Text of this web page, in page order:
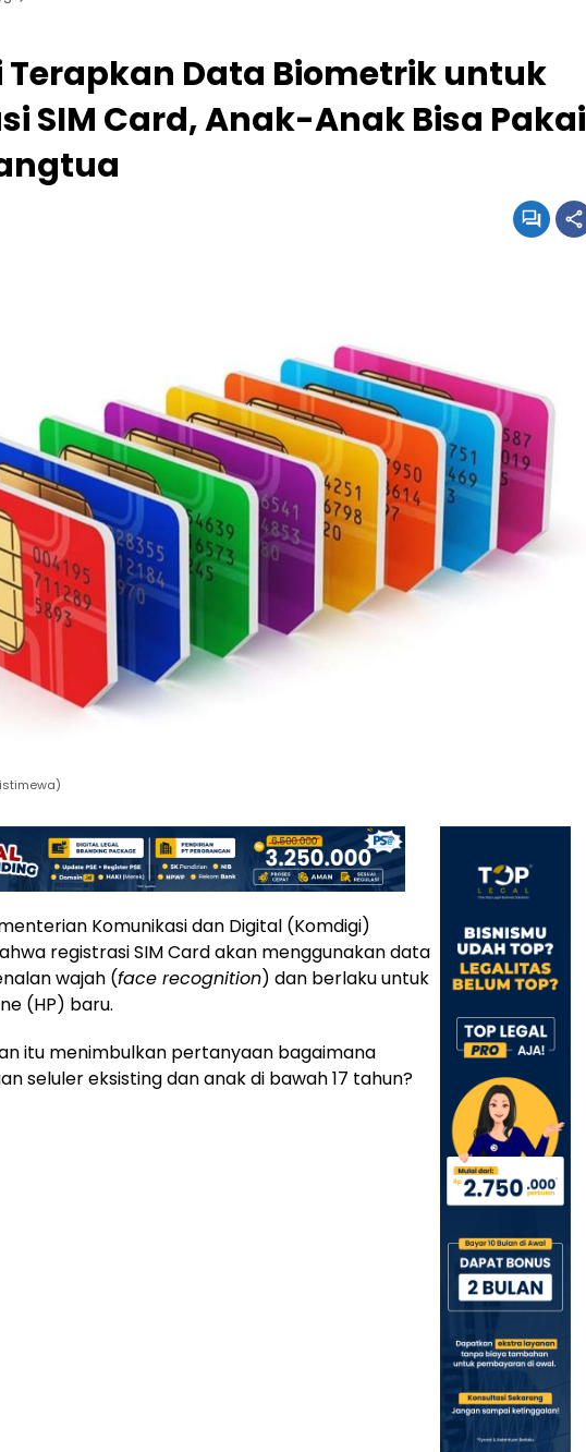
Terapkan Data Biometrik untuk
SIM Card, Anak-Anak Bisa Pakai
Komunikasi dan Digital (Komdigi)
registrasi SIM Card akan menggunakan data
wajah (face recognition) dan berlaku untuk
(HP) baru.
itu menimbulkan pertanyaan bagaimana
seluler eksisting dan anak di bawah 17 tahun?